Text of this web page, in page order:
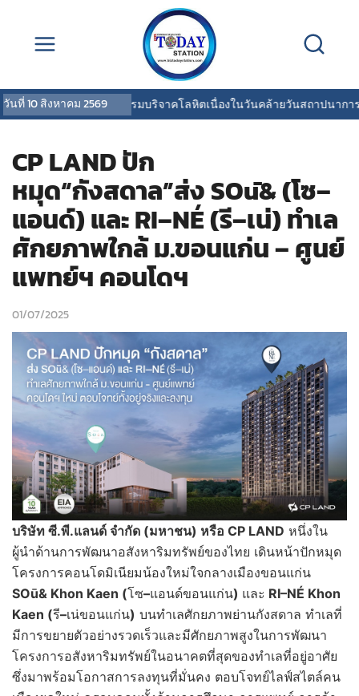
วันที่10 สิงหาคม 2569
กปน.จัดกิจกรรมบริจาคโลหิตเนื่องในวันคล้ายวันสถาปนาการป
CP LAND ปัก
หมุด“กังสดาล”ส่ง SOū& (โซ–
แอนด์) และ RI–NÉ (รี–เน่) ทำเล
ศักยภาพใกล้ ม.ขอนแก่น – ศูนย์
แพทย์ฯ คอนโดฯ
01/07/2025
บริษัท ซี.พี.แลนด์ จำกัด (มหาชน) หรือ CP LAND หนึ่งใน
ผู้นำด้านการพัฒนาอสังหาริมทรัพย์ของไทย เดินหน้าปักหมุด
โครงการคอนโดมิเนียมน้องใหม่ใจกลางเมืองขอนแก่น
SOū& Khon Kaen (โซ–แอนด์ขอนแก่น) และ RI–NÉ Khon
Kaen (รี–เน่ขอนแก่น) บนทำเลศักยภาพย่านกังสดาล ทำเลที่
มีการขยายตัวอย่างรวดเร็วและมีศักยภาพสูงในการพัฒนา
โครงการอสังหาริมทรัพย์ในอนาคตที่สุดของทำเลที่อยู่อาศัย
ซึ่งมาพร้อมโอกาสการลงทุนที่มั่นคง ตอบโจทย์ไลฟ์สไตล์คน